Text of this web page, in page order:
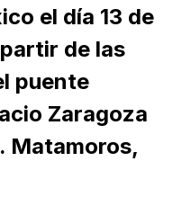
el día 13 de
de las
puente
Zaragoza
Matamoros,